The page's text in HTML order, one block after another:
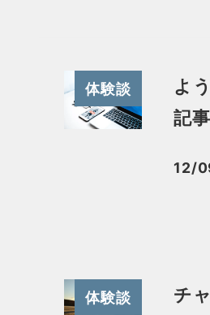
体験談
よ
記事
投稿
12/
体験談
チ